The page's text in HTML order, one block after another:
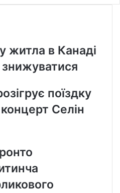
житла в Канаді
поїздку
Селін